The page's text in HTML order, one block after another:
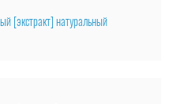
[экстракт] натуральный